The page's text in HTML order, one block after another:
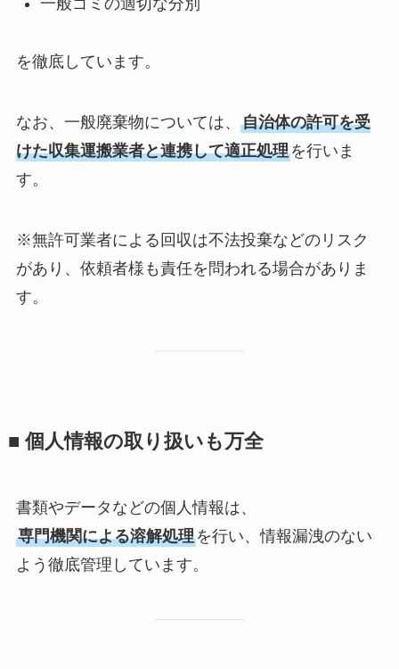
一般ゴミの適切な分別
を徹底しています。
なお、一般廃棄物については、 自治体の許可を受
けた収集運搬業者と連携して適正処理を行いま
す。
※無許可業者による回収は不法投棄などのリスク
があり、依頼者様も責任を問われる場合がありま
す。
■ 個人情報の取り扱いも万全
書類やデータなどの個人情報は、
専門機関による溶解処理を行い、情報漏洩のない
よう徹底管理しています。